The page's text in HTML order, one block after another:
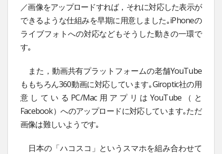
／画像をアップロードすれば，それに対応した表示が
できるような仕組みを早期に用意しました｡iPhoneの
ライブフォトへの対応などもそうした動きの一環で
す｡
また，動画共有プラットフォームの老舗YouTube
ももちろん360動画に対応しています｡Giroptic社の用
意しているPC/Mac用アプリはYouTube（と
Facebook）へのアップロードに対応しています｡ただ
画像は難しいようです｡
日本の「ハコスコ」というスマホを組み合わせて